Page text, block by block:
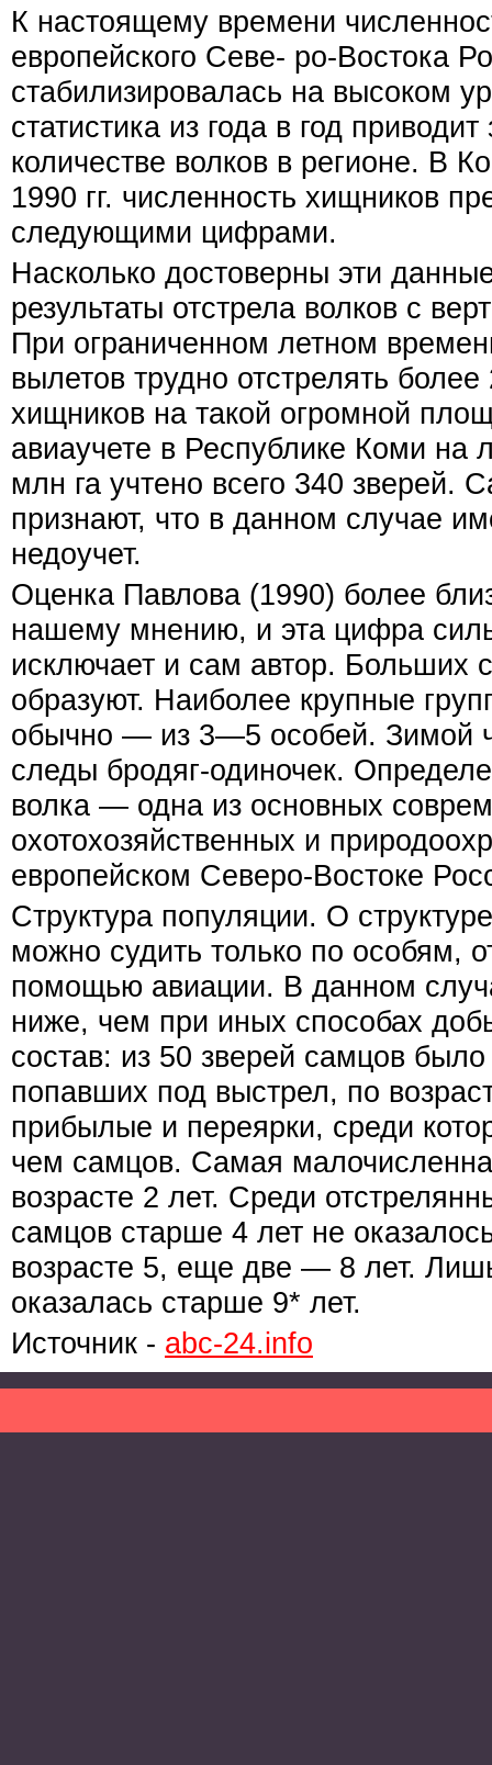
К настоящему времени
европейского Севе- ро-Востока
стабилизировалась на высоком
статистика из года в год
количестве волков в регионе. В
1990 гг. численность хищников
следующими цифрами.
Насколько достоверны эти
результаты отстрела волков с
При ограниченном летном
вылетов трудно отстрелять
хищников на такой огромной
авиаучете в Республике Коми на
млн га учтено всего 340 зверей.
признают, что в данном случае
недоучет.
Оценка Павлова (1990) более
нашему мнению, и эта цифра
исключает и сам автор. Больших
образуют. Наиболее крупные
обычно — из 3—5 особей. Зимой
следы бродяг-одиночек.
волка — одна из основных
охотохозяйственных и
европейском Северо-Востоке
Структура популяции. О
можно судить только по особям,
помощью авиации. В данном
ниже, чем при иных способах
состав: из 50 зверей самцов
попавших под выстрел, по
прибылые и переярки, среди
чем самцов. Самая
возрасте 2 лет. Среди
самцов старше 4 лет не
возрасте 5, еще две — 8 лет.
оказалась старше 9* лет.
Источник - abc-24.info